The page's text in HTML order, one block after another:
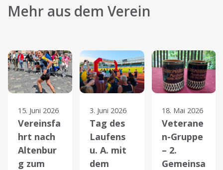
Mehr aus dem Verein
15. Juni 2026
Vereinsfa
hrt nach
Altenbur
g zum
3. Juni 2026
Tag des
Laufens
u. A. mit
dem
18. Mai 2026
Veterane
n-Gruppe
– 2.
Gemeinsa